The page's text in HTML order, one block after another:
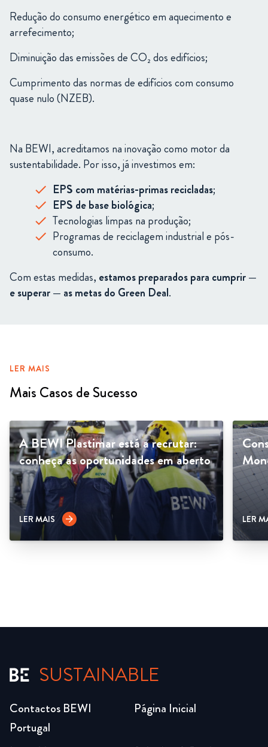
Redução do consumo energético em aquecimento e
arrefecimento;
Diminuição das emissões de CO₂ dos edifícios;
Cumprimento das normas de edifícios com consumo
quase nulo (NZEB).
Na BEWI,acreditamos nainovaçãocomo motorda
sustentabilidade. Porisso,jáinvestimosem:
EPS com matérias-primasrecicladas;
EPS debasebiológica;
Tecnologias limpas na produção;
Programasde reciclagemindustriale pós-
consumo.
Comestas medidas, estamospreparadospara cumprir —
esuperar — asmetasdo Green Deal.
LER MAIS
Mais Casos de Sucesso
A BEWI Plastimar está a recrutar:
conheça as oportunidades em aberto
LER MAIS arrow_forward LER
SUSTAINABLE
Página Inicial
Contactos BEWI
Portugal